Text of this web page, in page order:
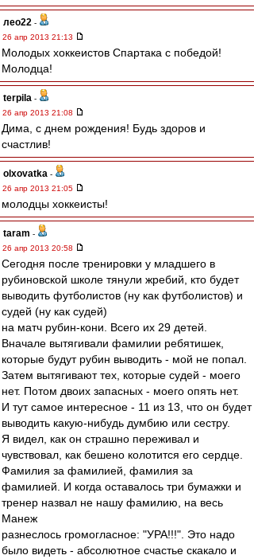
лео22 -
26 апр 2013 21:13
Молодых хоккеистов Спартака с победой!
Молодца!
terpila -
26 апр 2013 21:08
Дима, с днем рождения! Будь здоров и
счастлив!
olxovatka -
26 апр 2013 21:05
молодцы хоккеисты!
taram -
26 апр 2013 20:58
Сегодня после тренировки у младшего в
рубиновской школе тянули жребий, кто будет
выводить футболистов (ну как футболистов) и
судей (ну как судей)
на матч рубин-кони. Всего их 29 детей.
Вначале вытягивали фамилии ребятишек,
которые будут рубин выводить - мой не попал.
Затем вытягивают тех, которые судей - моего
нет. Потом двоих запасных - моего опять нет.
И тут самое интересное - 11 из 13, что он будет
выводить какую-нибудь думбию или сестру.
Я видел, как он страшно переживал и
чувствовал, как бешено колотится его сердце.
Фамилия за фамилией, фамилия за
фамилией. И когда оставалось три бумажки и
тренер назвал не нашу фамилию, на весь
Манеж
разнеслось громогласное: "УРА!!!". Это надо
было видеть - абсолютное счастье скакало и